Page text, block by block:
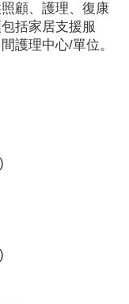
顧、護理、復康
括家居支援服
護理中心/單位。
)
)